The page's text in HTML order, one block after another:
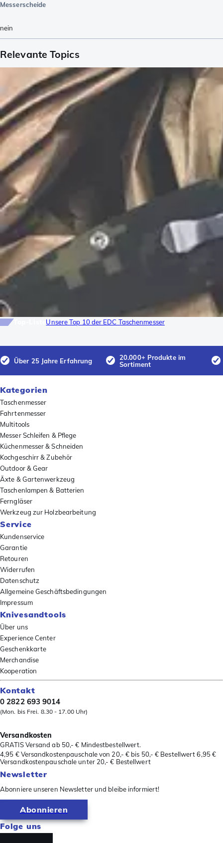
Messerscheide
nein
Relevante Topics
Unsere Top 10 der EDC Taschenmesser
Über 25 Jahre Erfahrung
20.000+ Produkte im
Sortiment
Kategorien
Taschenmesser
Fahrtenmesser
Multitools
Messer Schleifen & Pflege
Küchenmesser & Schneiden
Kochgeschirr & Zubehör
Outdoor & Gear
Äxte & Gartenwerkzeug
Taschenlampen & Batterien
Ferngläser
Werkzeug zur Holzbearbeitung
Service
Kundenservice
Garantie
Retouren
Widerrufen
Datenschutz
Allgemeine Geschäftsbedingungen
Impressum
Knivesandtools
Über uns
Experience Center
Geschenkkarte
Merchandise
Kooperation
Kontakt
0 2822 693 9014
(Mon. bis Frei. 8.30 - 17.00 Uhr)
Versandkosten
GRATIS Versand ab 50,- € Mindestbestellwert.
4,95 € Versandkostenpauschale von 20,- € bis 50,- € Bestellwert 6,95 €
Versandkostenpauschale unter 20,- € Bestellwert
Newsletter
Abonniere unseren Newsletter und bleibe informiert!
Abonnieren
Folge uns